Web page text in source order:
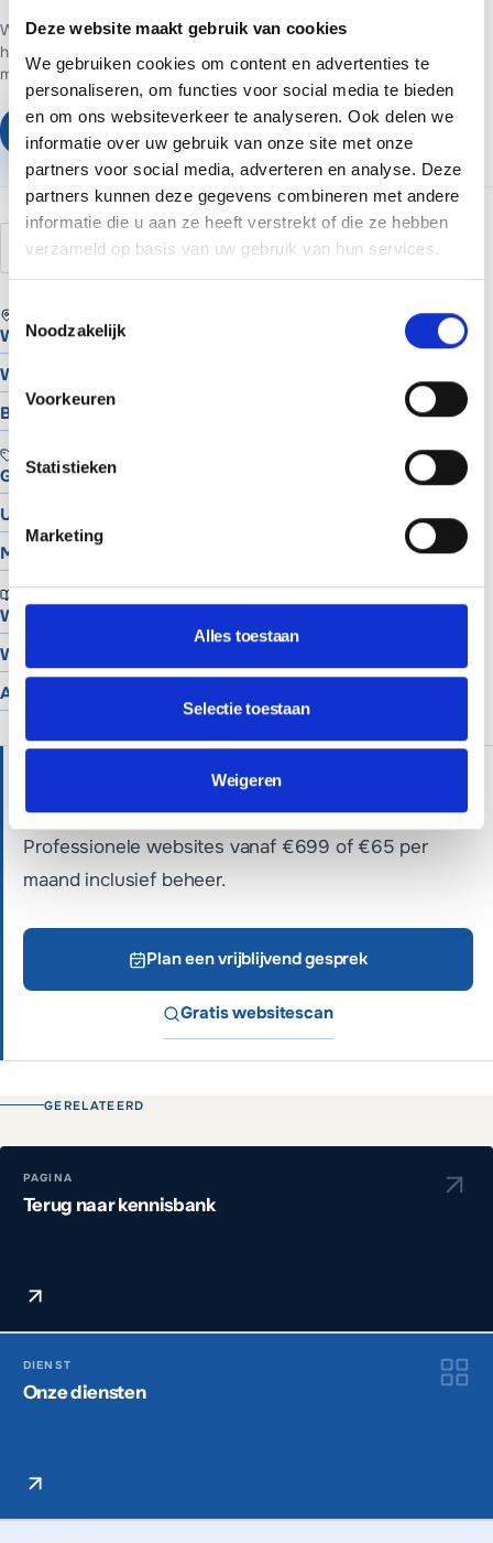
Deze website maakt gebruik van cookies
We gebruiken cookies om content en advertenties te
personaliseren, om functies voor social media te bieden
en om ons websiteverkeer te analyseren. Ook delen we
informatie over uw gebruik van onze site met onze
partners voor social media, adverteren en analyse. Deze
partners kunnen deze gegevens combineren met andere
informatie die u aan ze heeft verstrekt of die ze hebben
verzameld op basis van uw gebruik van hun services.
Toestemmingsselectie
Noodzakelijk
Voorkeuren
Statistieken
Marketing
Alles toestaan
Selectie toestaan
Weigeren
Web- en marketingpartner in Assen. Websites voor ondernemers in
heel Nederland.
managed hosting en basis SEO.
kpi meten analytics conversie rapportage
Website laten maken in Assen
Website laten maken in Groningen
Bekijk alle locaties
Gratis Logo Maker
UTM Builder
Meta Snippet Generator
Website voor schilders
Website voor hoveniers
Alle branches
Wij helpen je graag verder met persoonlijk advies.
Professionele websites vanaf €699 of €65 per
maand inclusief beheer.
Plan een vrijblijvend gesprek
Gratis websitescan
GERELATEERD
PAGINA
Terug naar kennisbank
DIENST
Onze diensten